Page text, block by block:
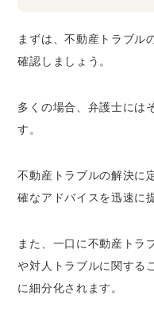
まずは、不動産トラブル
確認しましょう。
多くの場合、弁護士には
す。
不動産トラブルの解決に
確なアドバイスを迅速に
また、一口に不動産トラ
や対人トラブルに関する
に細分化されます。